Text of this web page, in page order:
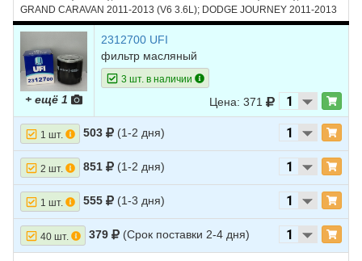
GRAND CARAVAN 2011-2013 (V6 3.6L); DODGE JOURNEY 2011-2013
(V6 3.6L); JEEP GRAND CHEROKEE 2011-2013 (V6 3.6L); JEEP
WRANGLER 2012, 2013 (V6 3.6L); RAM 1500 2013 (V6 3.6L)
+ ещё 1
2312700 UFI
фильтр масляный
3 шт. в наличии
Цена: 371
1 шт. 503 (1-2 дня)
2 шт. 851 (1-2 дня)
1 шт. 555 (1-3 дня)
40 шт. 379 (Срок поставки 2-4 дня)